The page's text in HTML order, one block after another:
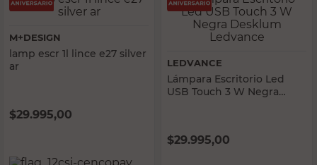
M+DESIGN
lamp escr 1l lince e27 silver
ar
$29.995,00
LEDVANCE
Lámpara Escritorio Led
USB Touch 3 W Negra
$29.995,00